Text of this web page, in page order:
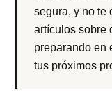
segura, y no te
artículos sobre
preparando en
tus próximos